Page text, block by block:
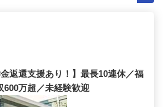
金返還支援あり！】最長10連休／福
万超／未経験歓迎